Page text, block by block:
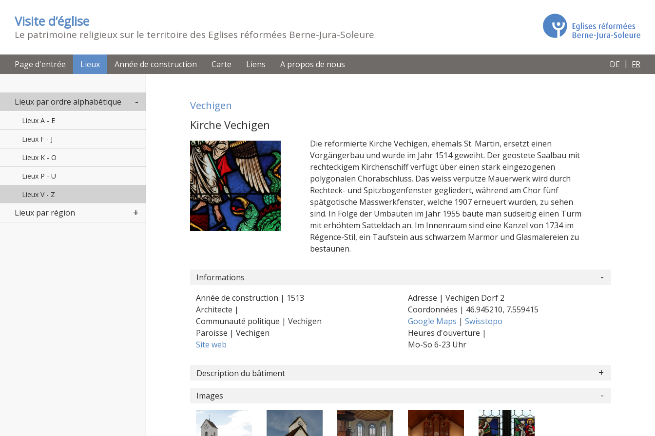
Visite d’église
Le patrimoine religieux sur le territoire des Eglises réformées Berne-Jura-Soleure
Page d'entrée Lieux Année de construction Carte Liens A propos de nous DE FR
Lieux par ordre alphabétique
Lieux A - E
Lieux F - J
Lieux K - O
Lieux P - U
Lieux V - Z
Lieux par région
Vechigen
Kirche Vechigen
Die reformierte Kirche Vechigen, ehemals St. Martin, ersetzt einen
Vorgängerbau und wurde im Jahr 1514 geweiht. Der geostete Saalbau mit
rechteckigem Kirchenschiff verfügt über einen stark eingezogenen
polygonalen Chorabschluss. Das weiss verputze Mauerwerk wird durch
Rechteck- und Spitzbogenfenster gegliedert, während am Chor fünf
spätgotische Masswerkfenster, welche 1907 erneuert wurden, zu sehen
sind. In Folge der Umbauten im Jahr 1955 baute man südseitig einen Turm
mit erhöhtem Satteldach an. Im Innenraum sind eine Kanzel von 1734 im
Régence-Stil, ein Taufstein aus schwarzem Marmor und Glasmalereien zu
bestaunen.
Informations
Année de construction | 1513
Architecte |
Communauté politique | Vechigen
Paroisse | Vechigen
Site web
Adresse | Vechigen Dorf 2
Coordonnées | 46.945210, 7.559415
Google Maps | Swisstopo
Heures d'ouverture |
Mo-So 6-23 Uhr
Description du bâtiment
Images